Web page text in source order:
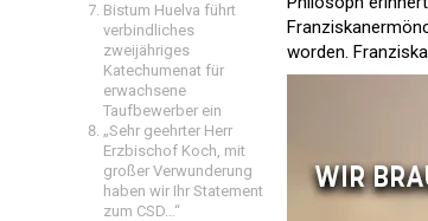
Bistum Huelva führt
verbindliches
zweijähriges
Katechumenat für
erwachsene
Taufbewerber ein
„Sehr geehrter Herr
Erzbischof Koch, mit
großer Verwunderung
haben wir Ihr Statement
zum CSD…“
worden.